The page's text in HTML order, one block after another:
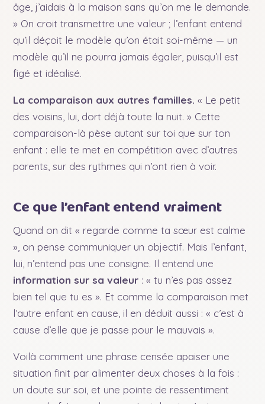
âge, j’aidais à la maison sans qu’on me le demande.
» On croit transmettre une valeur ; l’enfant entend
qu’il déçoit le modèle qu’on était soi-même — un
modèle qu’il ne pourra jamais égaler, puisqu’il est
figé et idéalisé.
La comparaison aux autres familles. « Le petit
des voisins, lui, dort déjà toute la nuit. » Cette
comparaison-là pèse autant sur toi que sur ton
enfant : elle te met en compétition avec d’autres
parents, sur des rythmes qui n’ont rien à voir.
Ce que l’enfant entend vraiment
Quand on dit « regarde comme ta sœur est calme
», on pense communiquer un objectif. Mais l’enfant,
lui, n’entend pas une consigne. Il entend une
information sur sa valeur : « tu n’es pas assez
bien tel que tu es ». Et comme la comparaison met
l’autre enfant en cause, il en déduit aussi : « c’est à
cause d’elle que je passe pour le mauvais ».
Voilà comment une phrase censée apaiser une
situation finit par alimenter deux choses à la fois :
un doute sur soi, et une pointe de ressentiment